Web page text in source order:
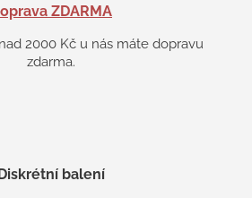
ZDARMA
2000 Kč u nás máte dopravu
zdarma.
Diskrétní balení